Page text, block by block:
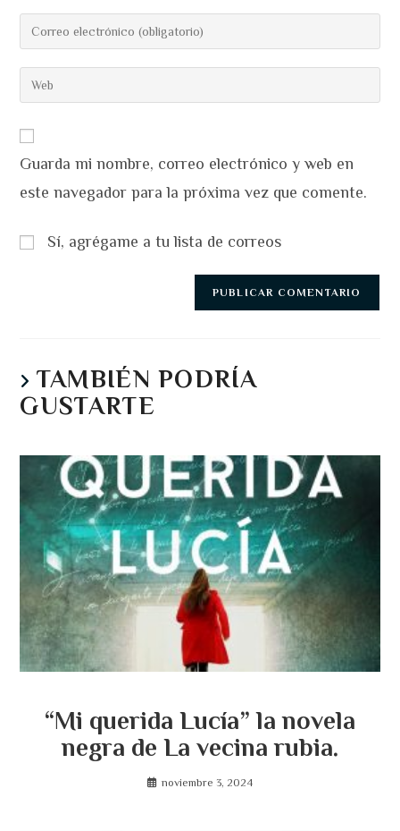
nombre
de
usuario
para
Introduce
tu
dirección
para
Introduce
la
de
tu
web
Guarda mi nombre, correo electrónico y web en
este navegador para la próxima vez que comente.
Sí, agrégame a tu lista de correos
TAMBIÉN PODRÍA
GUSTARTE
“Mi querida Lucía” la novela
negra de La vecina rubia.
noviembre 3, 2024